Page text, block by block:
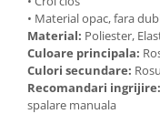
• Material opac, fara
Material: Poliester,
Culoare principala:
Culori secundare: Rosu
Recomandari ingrijire:
spalare manuala